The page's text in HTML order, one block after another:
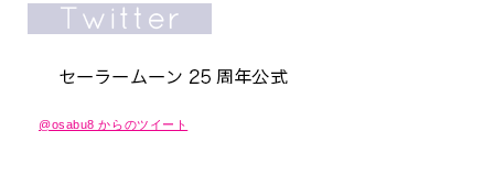
@osabu8 からのツイート